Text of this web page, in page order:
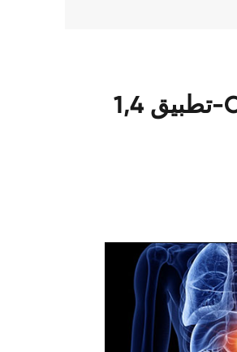
تطبيق 1,4-Cyclohexanediamine CAS 3114-70-3